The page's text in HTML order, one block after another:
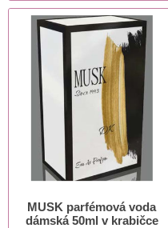
MUSK parfémová voda
dámská 50ml v krabičce